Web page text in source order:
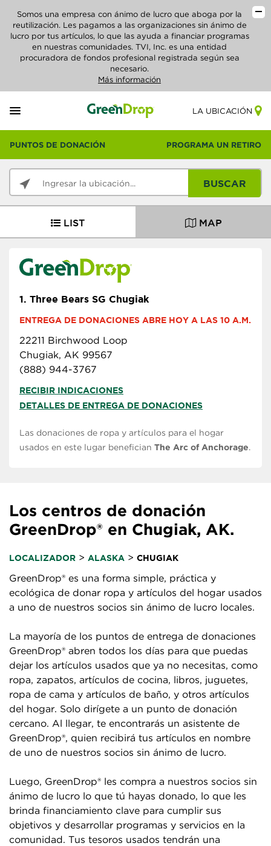
Somos una empresa con ánimo de lucro que aboga por la
reutilización. Les pagamos a las organizaciones sin ánimo de
lucro por tus artículos, lo que las ayuda a financiar programas
en nuestras comunidades. TVI, Inc. es una entidad
procuradora de fondos profesional registrada según sea
necesario.
Más información
LA UBICACIÓN
PUNTOS DE DONACIÓN PROGRAMA UN RETIRO
BUSCAR
LIST MAP
1. Three Bears SG Chugiak
ENTREGA DE DONACIONES ABRE HOY A LAS 10 A.M.
22211 Birchwood Loop
Chugiak, AK 99567
(888) 944-3767
RECIBIR INDICACIONES
DETALLES DE ENTREGA DE DONACIONES
Las donaciones de ropa y artículos para el hogar
usados en este lugar benefician The Arc of Anchorage.
Los centros de donación
GreenDrop® en Chugiak, AK.
LOCALIZADOR > ALASKA > CHUGIAK
GreenDrop® es una forma simple, práctica y
ecológica de donar ropa y artículos del hogar usados
a uno de nuestros socios sin ánimo de lucro locales.
La mayoría de los puntos de entrega de donaciones
GreenDrop® abren todos los días para que puedas
dejar los artículos usados que ya no necesitas, como
ropa, zapatos, artículos de cocina, libros, juguetes,
ropa de cama y artículos de baño, y otros artículos
del hogar. Solo dirígete a un punto de donación
cercano. Al llegar, te encontrarás un asistente de
GreenDrop®, quien recibirá tus artículos en nombre
de uno de nuestros socios sin ánimo de lucro.
Luego, GreenDrop® les compra a nuestros socios sin
ánimo de lucro lo que tú hayas donado, lo que les
brinda financiamiento clave para cumplir sus
objetivos y desarrollar programas y servicios en la
comunidad. Tus tesoros usados tendrán una